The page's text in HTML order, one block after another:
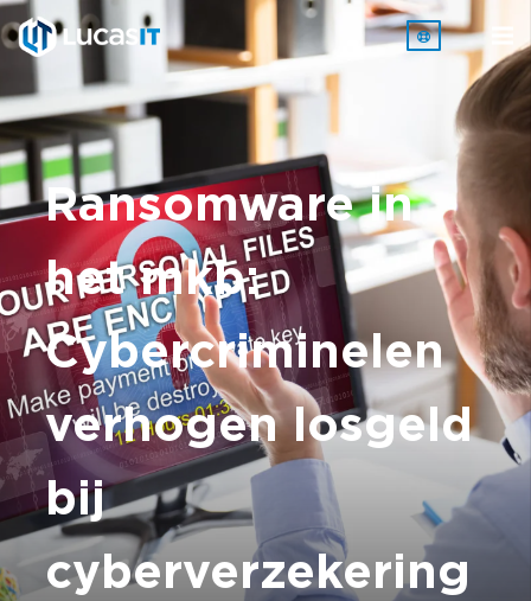
Ransomware in
het mkb:
Cybercriminelen
verhogen losgeld
bij
cyberverzekering